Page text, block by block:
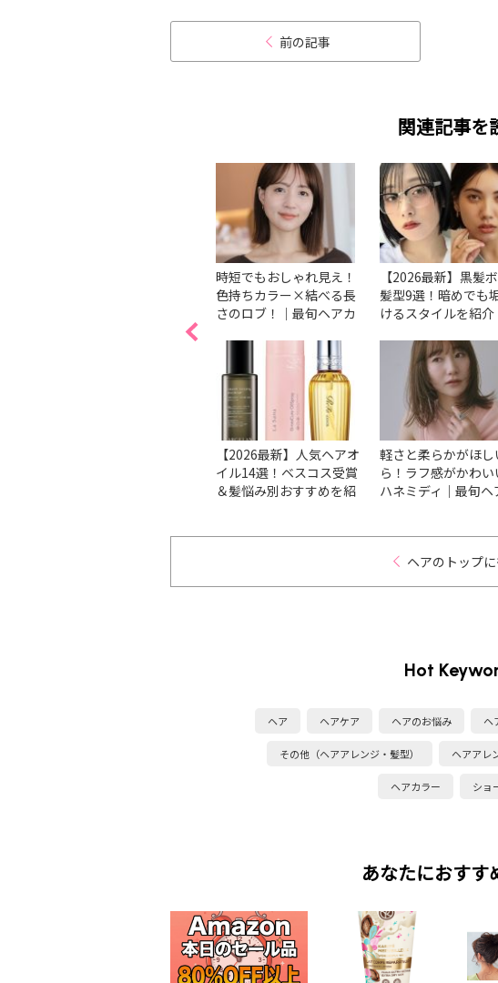
前の記事
関連記事を
時短でもおしゃれ見え！
色持ちカラー×結べる長
さのロブ！｜最旬ヘアカ
【2026最新】人気ヘアオ
イル14選！ベスコス受賞
＆髪悩み別おすすめを紹
【2026最新】黒髪
髪型9選！暗めでも
けるスタイルを紹介
軽さと柔らかがほし
ら！ラフ感がかわい
ハネミディ｜最旬ヘ
ヘアのトップ
Hot
ヘア ヘアケア ヘアのお悩み ヘ
その他（ヘアアレンジ・髪型） ヘアアレ
ヘアカラー ショ
あなたにおすす